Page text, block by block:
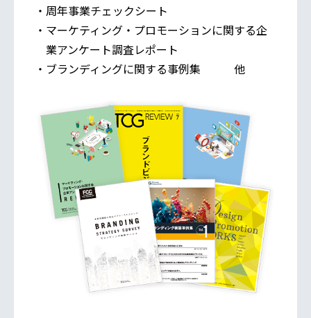
・周年事業チェックシート
・マーケティング・プロモーションに関する企
業アンケート調査レポート
・ブランディングに関する事例集 他